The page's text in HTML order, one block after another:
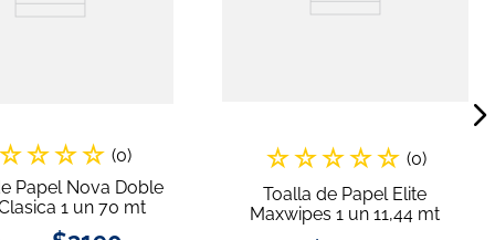
☆☆☆☆ (0)
Papel Nova Doble
1 un 70 mt
☆☆☆☆☆ (0)
Toalla de Papel Elite
Maxwipes 1 un 11,44 mt